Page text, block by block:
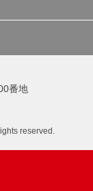
番地
reserved.